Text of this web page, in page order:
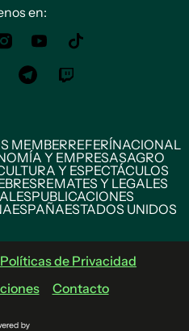
en:
MEMBERREFERÍNACIONAL
Y EMPRESASAGRO
Y ESPECTÁCULOS
REMATES Y LEGALES
PUBLICACIONES
ESPAÑAESTADOS UNIDOS
Políticas de Privacidad
Contacto